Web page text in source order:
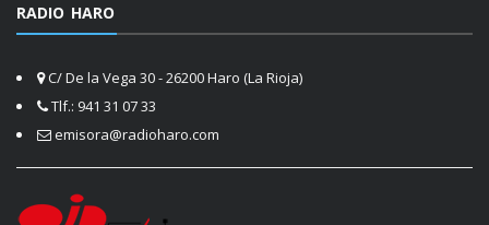
RADIO HARO
C/ De la Vega 30 - 26200 Haro (La Rioja)
Tlf.: 941 31 07 33
emisora@radioharo.com